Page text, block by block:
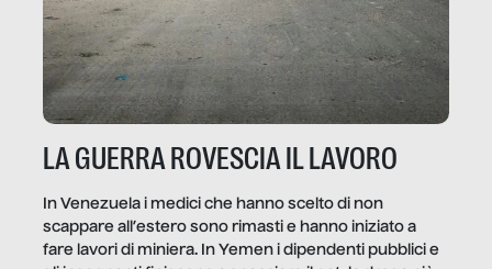
LA GUERRA ROVESCIA IL LAVORO
In Venezuela i medici che hanno scelto di non
scappare all’estero sono rimasti e hanno iniziato a
fare lavori di miniera. In Yemen i dipendenti pubblici e